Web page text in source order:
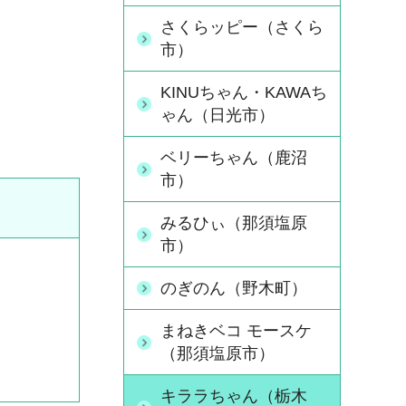
さくらッピー（さくら
市）
KINUちゃん・KAWAち
ゃん（日光市）
ベリーちゃん（鹿沼
市）
みるひぃ（那須塩原
市）
のぎのん（野木町）
まねきベコ モースケ
（那須塩原市）
キララちゃん（栃木